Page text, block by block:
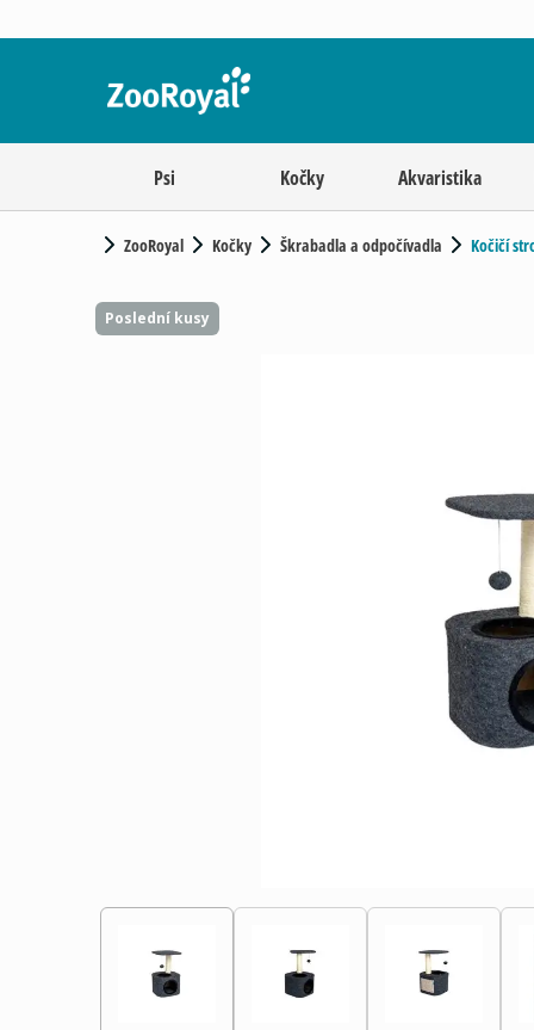
Psi Kočky Akvaristika
ZooRoyal Kočky Škrabadla a odpočívadla Kočičí
Poslední kusy